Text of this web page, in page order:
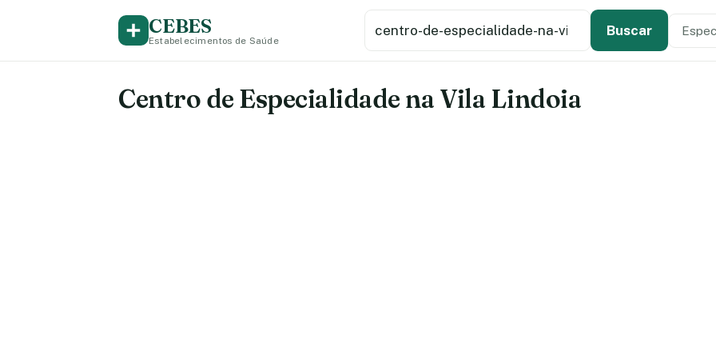
CEBES
Estabelecimentos de Saúde
Buscar estabelecimento de saúde
Buscar Tipo
Centro de Especialidade na Vila Lindoia